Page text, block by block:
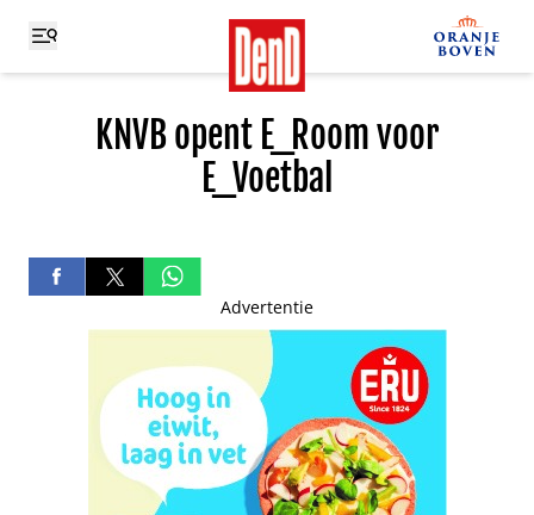
KNVB opent E_Room voor
E_Voetbal
Advertentie